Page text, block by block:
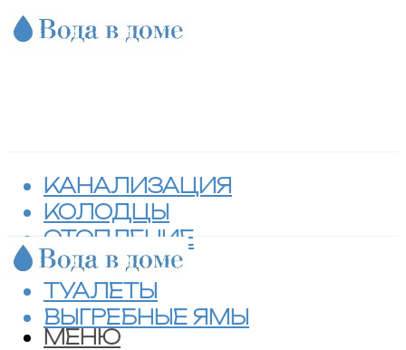
КАНАЛИЗАЦИЯ
КОЛОДЦЫ
ОТОПЛЕНИЕ
СЕПТИКИ
ТУАЛЕТЫ
ВЫГРЕБНЫЕ ЯМЫ
МЕНЮ